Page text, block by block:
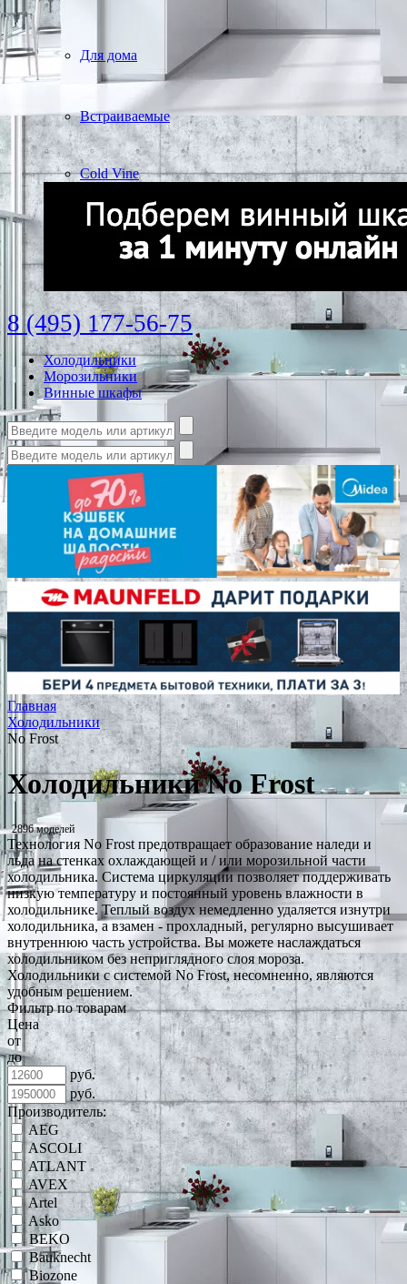
Для дома
Встраиваемые
Cold Vine
8 (495) 177-56-75
Холодильники
Морозильники
Винные шкафы
Главная
Холодильники
No Frost
Холодильники No Frost
2896 моделей
Технология No Frost предотвращает образование наледи и
льда на стенках охлаждающей и / или морозильной части
холодильника. Система циркуляции позволяет поддерживать
низкую температуру и постоянный уровень влажности в
холодильнике. Теплый воздух немедленно удаляется изнутри
холодильника, а взамен - прохладный, регулярно высушивает
внутреннюю часть устройства. Вы можете наслаждаться
холодильником без неприглядного слоя мороза.
Холодильники с системой No Frost, несомненно, являются
удобным решением.
Фильтр по товарам
Цена
от
до
руб.
руб.
Производитель:
AEG
ASCOLI
ATLANT
AVEX
Artel
Asko
BEKO
Bauknecht
Biozone